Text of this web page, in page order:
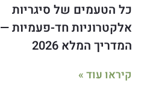
כל הטעמים של סיגריות
אלקטרוניות חד-פעמיות —
המדריך המלא 2026
קיראו עוד »